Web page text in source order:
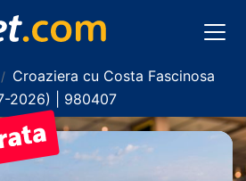
Croaziera cu Costa Fascinosa
2026) | 980407